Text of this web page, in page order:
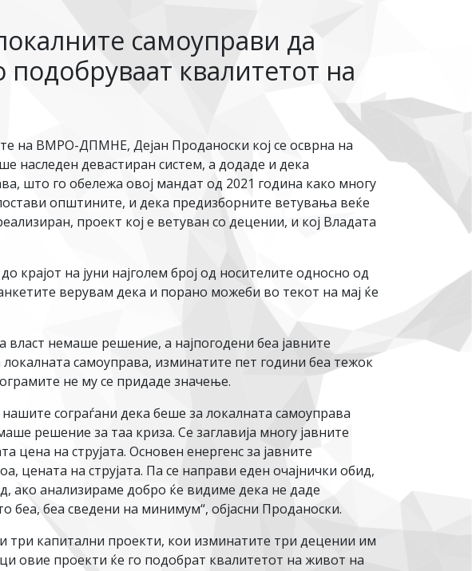
самоуправи да
квалитетот на
на ВМРО-ДПМНЕ, Дејан Проданоски кој се осврна на
наследен девастиран систем, а додаде и дека
што го обележа овој мандат од 2021 година како многу
општините, и дека предизборните ветувања веќе
проект кој е ветуван со децении, и кој Владата
на јуни најголем број од носителите односно од
верувам дека и порано можеби во текот на мај ќе
власт немаше решение, а најпогодени беа јавните
самоуправа, изминатите пет години беа тежок
не му се придаде значење.
сограѓани дека беше за локалната самоуправа
решение за таа криза. Се заглавија многу јавните
цена на струјата. Основен енергенс за јавните
цената на струјата. Па се направи еден очајнички обид,
ако анализираме добро ќе видиме дека не даде
беа сведени на минимум“, објасни Проданоски.
капитални проекти, кои изминатите три децении им
овие проекти ќе го подобрат квалитетот на живот на